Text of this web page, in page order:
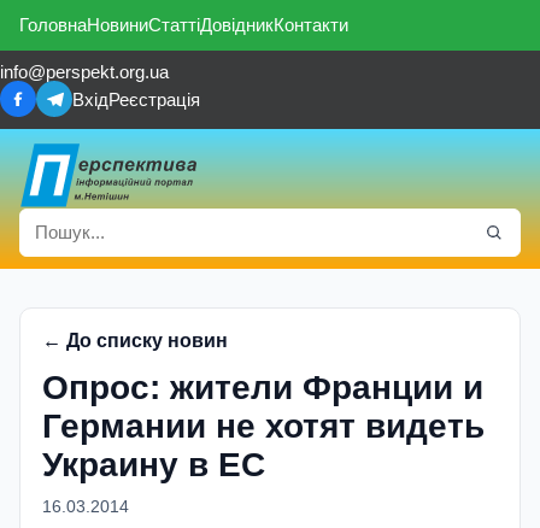
ГоловнаНовиниСтаттіДовідникКонтакти
info@perspekt.org.ua
ВхідРеєстрація
← До списку новин
Опрос: жители Франции и
Германии не хотят видеть
Украину в ЕС
16.03.2014